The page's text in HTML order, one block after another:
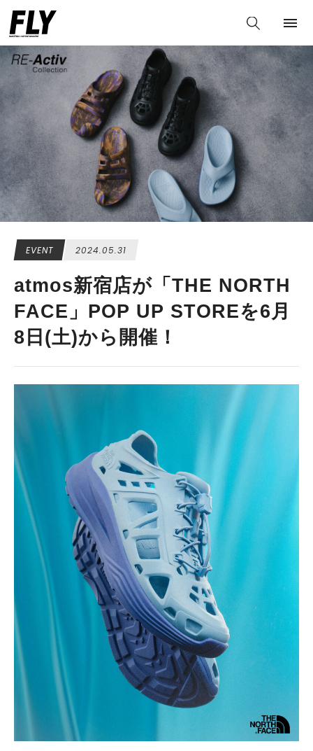
EVENT 2024.05.31
atmos新宿店が「THE NORTH
FACE」POP UP STOREを6月
8日(土)から開催！